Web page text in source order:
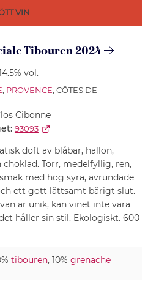
VIN
Tibouren 2024
vol.
PROVENCE , CÔTES DE
Cibonne
93093
doft av blåbär, hallon,
Torr, medelfyllig, ren,
med hög syra, avrundade
ett gott lättsamt bärigt slut.
är unik, kan vinet inte vara
håller sin stil. Ekologiskt. 600
tibouren, 10% grenache